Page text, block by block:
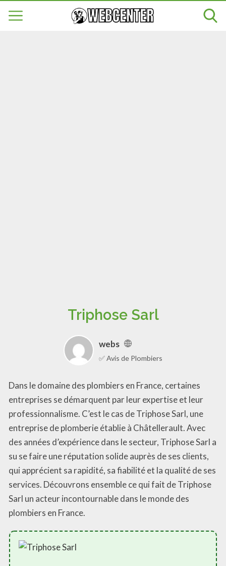
Triphose Sarl
webs
✅ Avis de Plombiers
Dans le domaine des plombiers en France, certaines
entreprises se démarquent par leur expertise et leur
professionnalisme. C’est le cas de Triphose Sarl, une
entreprise de plomberie établie à Châtellerault. Avec
des années d’expérience dans le secteur, Triphose Sarl a
su se faire une réputation solide auprès de ses clients,
qui apprécient sa rapidité, sa fiabilité et la qualité de ses
services. Découvrons ensemble ce qui fait de Triphose
Sarl un acteur incontournable dans le monde des
plombiers en France.